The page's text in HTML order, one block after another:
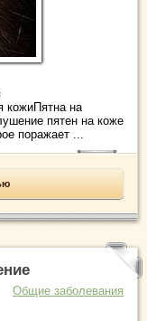
кожиПятна на
пятен на коже
поражает ...
Общие заболевания